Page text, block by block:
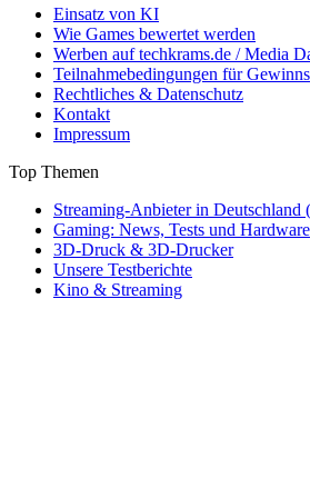
Einsatz von KI
Wie Games bewertet werden
Werben auf techkrams.de / Media
Teilnahmebedingungen für
Rechtliches & Datenschutz
Kontakt
Impressum
Top Themen
Streaming-Anbieter in Deutschland
Gaming: News, Tests und Hardware
3D-Druck & 3D-Drucker
Unsere Testberichte
Kino & Streaming